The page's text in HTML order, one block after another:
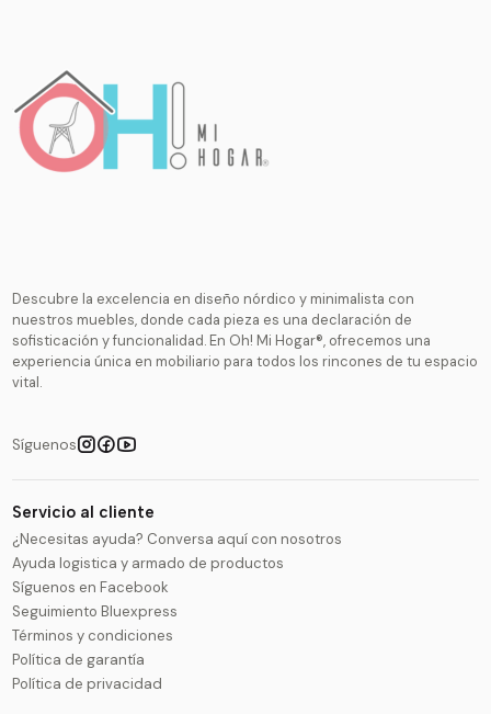
Descubre la excelencia en diseño nórdico y minimalista con
nuestros muebles, donde cada pieza es una declaración de
sofisticación y funcionalidad. En Oh! Mi Hogar®, ofrecemos una
experiencia única en mobiliario para todos los rincones de tu espacio
vital.
Síguenos
Servicio al cliente
¿Necesitas ayuda? Conversa aquí con nosotros
Ayuda logistica y armado de productos
Síguenos en Facebook
Seguimiento Bluexpress
Términos y condiciones
Política de garantía
Política de privacidad